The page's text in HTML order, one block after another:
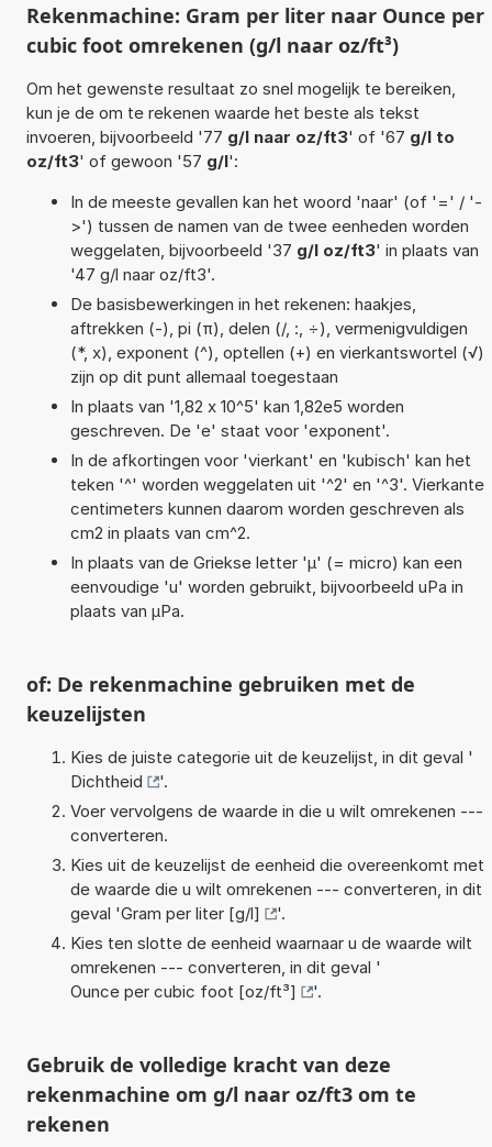
Rekenmachine: Gram per liter naar Ounce per
cubic foot omrekenen (g/l naar oz/ft³)
Om het gewenste resultaat zo snel mogelijk te bereiken,
kun je de om te rekenen waarde het beste als tekst
invoeren, bijvoorbeeld '77 g/l naar oz/ft3' of '67 g/l to
oz/ft3' of gewoon '57 g/l':
In de meeste gevallen kan het woord 'naar' (of '=' / '-
>') tussen de namen van de twee eenheden worden
weggelaten, bijvoorbeeld '37 g/l oz/ft3' in plaats van
'47 g/l naar oz/ft3'.
De basisbewerkingen in het rekenen: haakjes,
aftrekken (-), pi (π), delen (/, :, ÷), vermenigvuldigen
(*, x), exponent (^), optellen (+) en vierkantswortel (√)
zijn op dit punt allemaal toegestaan
In plaats van '1,82 x 10^5' kan 1,82e5 worden
geschreven. De 'e' staat voor 'exponent'.
In de afkortingen voor 'vierkant' en 'kubisch' kan het
teken '^' worden weggelaten uit '^2' en '^3'. Vierkante
centimeters kunnen daarom worden geschreven als
cm2 in plaats van cm^2.
In plaats van de Griekse letter 'µ' (= micro) kan een
eenvoudige 'u' worden gebruikt, bijvoorbeeld uPa in
plaats van µPa.
of: De rekenmachine gebruiken met de
keuzelijsten
Kies de juiste categorie uit de keuzelijst, in dit geval '
Dichtheid
'.
Voer vervolgens de waarde in die u wilt omrekenen ---
converteren.
Kies uit de keuzelijst de eenheid die overeenkomt met
de waarde die u wilt omrekenen --- converteren, in dit
geval 'Gram per liter [g/l]
'.
Kies ten slotte de eenheid waarnaar u de waarde wilt
omrekenen --- converteren, in dit geval '
Ounce per cubic foot [oz/ft³]
'.
Gebruik de volledige kracht van deze
rekenmachine om g/l naar oz/ft3 om te
rekenen